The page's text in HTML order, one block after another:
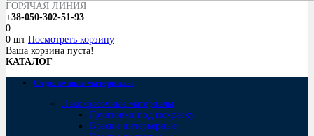
ГОРЯЧАЯ ЛИНИЯ
+38-050-302-51-93
0
0 шт Посмотреть корзину
Ваша корзина пуста!
КАТАЛОГ
Отделочные материалы
Лакокрасочные материалы
Грунтовки под покраску
Краски интерьерные